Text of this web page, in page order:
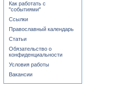
Как работать с
"событиями"
Ссылки
Православный календарь
Статьи
Обязательство о
конфиденциальности
Условия работы
Вакансии